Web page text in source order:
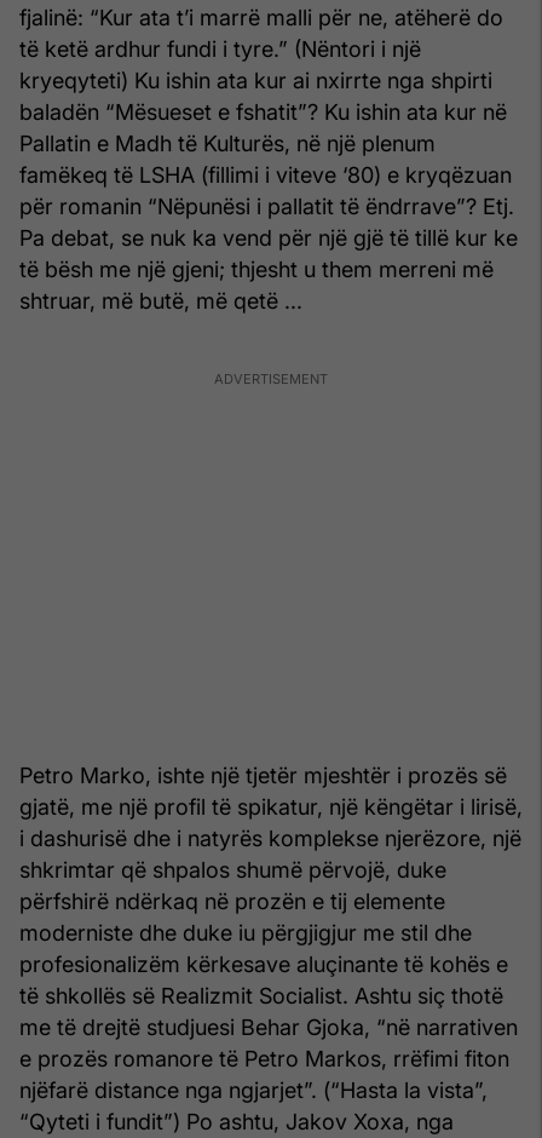
fjalinë: “Kur ata t’i marrë malli për ne, atëherë do
të ketë ardhur fundi i tyre.” (Nëntori i një
kryeqyteti) Ku ishin ata kur ai nxirrte nga shpirti
baladën “Mësueset e fshatit”? Ku ishin ata kur në
Pallatin e Madh të Kulturës, në një plenum
famëkeq të LSHA (fillimi i viteve ‘80) e kryqëzuan
për romanin “Nëpunësi i pallatit të ëndrrave”? Etj.
Pa debat, se nuk ka vend për një gjë të tillë kur ke
të bësh me një gjeni; thjesht u them merreni më
shtruar, më butë, më qetë ...
Petro Marko, ishte një tjetër mjeshtër i prozës së
gjatë, me një profil të spikatur, një këngëtar i lirisë,
i dashurisë dhe i natyrës komplekse njerëzore, një
shkrimtar që shpalos shumë përvojë, duke
përfshirë ndërkaq në prozën e tij elemente
moderniste dhe duke iu përgjigjur me stil dhe
profesionalizëm kërkesave aluçinante të kohës e
të shkollës së Realizmit Socialist. Ashtu siç thotë
me të drejtë studjuesi Behar Gjoka, “në narrativen
e prozës romanore të Petro Markos, rrëfimi fiton
njëfarë distance nga ngjarjet”. (“Hasta la vista”,
“Qyteti i fundit”) Po ashtu, Jakov Xoxa, nga